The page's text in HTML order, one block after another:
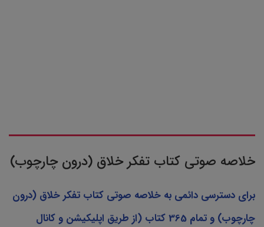
خلاصه صوتی کتاب تفکر خلاق (درون چارچوب)
برای دسترسی دائمی به خلاصه صوتی کتاب تفکر خلاق (درون
چارچوب) و تمام 365 کتاب‌ (از طریق اپلیکیشن و کانال